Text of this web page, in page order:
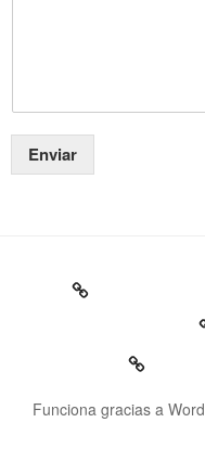
Enviar
Funciona gracias a